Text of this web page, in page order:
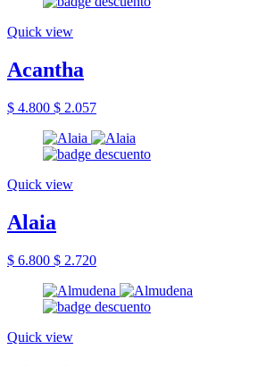
Quick view
Acantha
$ 4.800 $ 2.057
Quick view
Alaia
$ 6.800 $ 2.720
Quick view